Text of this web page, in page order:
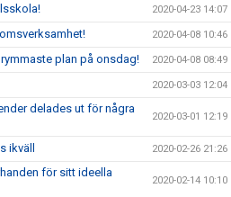
2020-04-23 14:07
2020-04-08 10:46
plan på onsdag! 2020-04-08 08:49
2020-03-03 12:04
delades ut för några
2020-03-01 12:19
ikväll 2020-02-26 21:26
för sitt ideella
2020-02-14 10:10